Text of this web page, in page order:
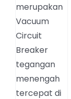
merupakan
Vacuum
Circuit
Breaker
tegangan
menengah
tercepat di